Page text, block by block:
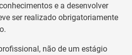
e a desenvolver
ser realizado obrigatoriamente
não de um estágio